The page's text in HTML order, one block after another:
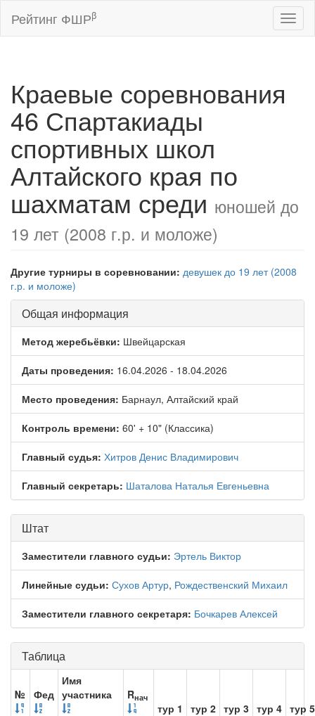
Рейтинг ФШРβ
Краевые соревнования
46 Спартакиады
спортивных школ
Алтайского края по
шахматам среди юношей до
19 лет (2008 г.р. и моложе)
Другие турниры в соревновании: девушек до 19 лет (2008
г.р. и моложе)
Общая информация
Метод жеребьёвки: Швейцарская
Даты проведения: 16.04.2026 - 18.04.2026
Место проведения: Барнаул, Алтайский край
Контроль времени: 60' + 10" (Классика)
Главный судья: Хитров Денис Владимирович
Главный секретарь: Шаталова Наталья Евгеньевна
Штат
Заместители главного судьи: Эртель Виктор
Линейные судьи: Сухов Артур, Рождественский Михаил
Заместители главного секретаря: Бочкарев Алексей
Таблица
№ Фед
Имя
участника
Rнач
тур 1 тур 2 тур 3 тур 4 тур 5